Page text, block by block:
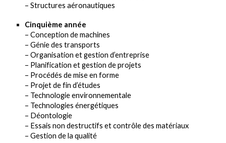
– Structures aéronautiques
Cinquième année
– Conception de machines
– Génie des transports
– Organisation et gestion d’entreprise
– Planification et gestion de projets
– Procédés de mise en forme
– Projet de fin d’études
– Technologie environnementale
– Technologies énergétiques
– Déontologie
– Essais non destructifs et contrôle des matériaux
– Gestion de la qualité